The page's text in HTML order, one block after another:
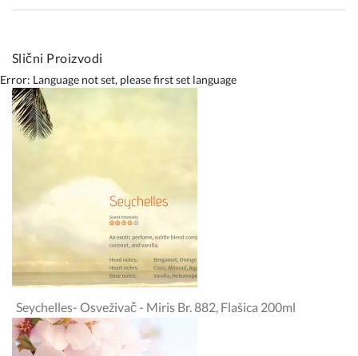
Slični Proizvodi
Error: Language not set, please first set language
Seychelles- Osveživač - Miris Br. 882, Flašica 200ml